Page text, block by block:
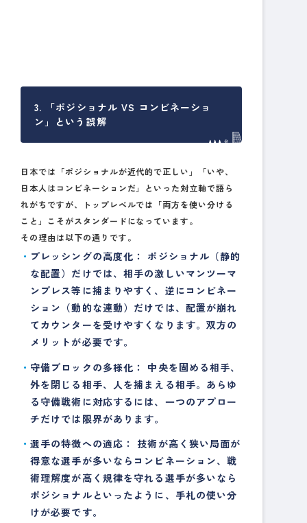
3. 「ポジショナル VS コンビネーショ
ン」という誤解
日本では「ポジショナルが近代的で正しい」「いや、
日本人はコンビネーションだ」といった対立軸で語ら
れがちですが、トップレベルでは「両方を使い分ける
こと」こそがスタンダードになっています。
その理由は以下の通りです。
プレッシングの高度化：
ポジショナル（静的
な配置）だけでは、相手の激しいマンツーマ
ンプレス等に捕まりやすく、逆にコンビネー
ション（動的な連動）だけでは、配置が崩れ
てカウンターを受けやすくなります。双方の
メリットが必要です。
守備ブロックの多様化：
中央を固める相手、
外を閉じる相手、人を捕まえる相手。あらゆ
る守備戦術に対応するには、一つのアプロー
チだけでは限界があります。
選手の特徴への適応：
技術が高く狭い局面が
得意な選手が多いならコンビネーション、戦
術理解度が高く規律を守れる選手が多いなら
ポジショナルといったように、手札の使い分
けが必要です。